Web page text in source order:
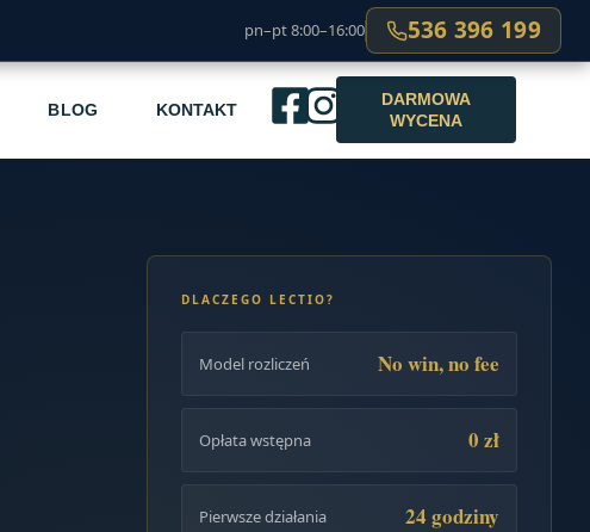
pn–pt 8:00–16:00 536 396 199
BLOG KONTAKT
DARMOWA
WYCENA
DLACZEGO LECTIO?
Model rozliczeń No win, no fee
Opłata wstępna 0 zł
Pierwsze działania 24 godziny